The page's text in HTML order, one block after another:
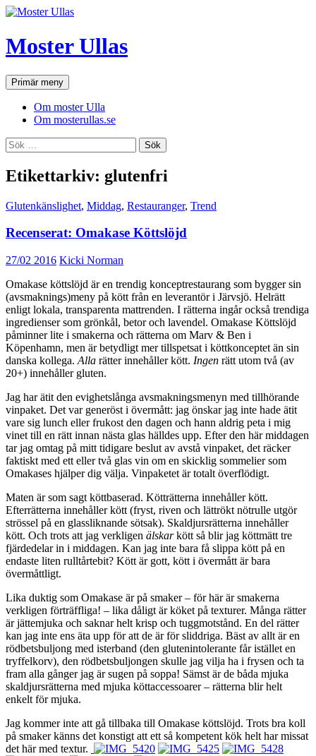
Hoppa
innehåll
Moster Ullas
SökPrimär meny
Om moster Ulla
Om mosterullas.se
Sök
efter:
Etikettarkiv: glutenfri
Glutenkänslighet, Middag, Restauranger, Trend
Recenserat: Omakase Köttslöjd
27/02 2016 Kicki Norman
Omakase köttslöjd är en trendig konceptrestaurang som bygger sin
(avsmaknings)meny på kött från en leverantör i Järvsjö. Helrätt
enligt lokala, transparenta mattrenden. I rätterna ingår också trendiga
ingredienser som grönkål, betor och lavendel. Omakase Köttslöjd
påminner lite i smakerna och rätterna om Marv & Ben i
Köpenhamn, men är betydligt mer tillspetsat i köttkonceptet än sin
danska kollega. Alla rätter innehåller kött. Ingen rätt utom två (av
20+) innehåller gluten.
Jag har ätit den evighetslånga avsmakningsmenyn med tillhörande
vinpaket. Det var generöst i övermått: jag önskar jag inte hade ätit
vare sig lunch eller frukost den dagen och hann aldrig peta i mig
vinet till en rätt innan nästa glas hälldes upp. Efter den här middagen
tar jag omtag på mitt tidigare beslut av avstå vinpaket, det räcker
faktiskt med ett eller två glas vin om en skicklig sommelier som
Omakases hjälper dig välja. Vinpaketet är totalt överflödigt.
Maten är som sagt köttbaserad. Kötträtterna innehåller kött.
Efterrätterna innehåller kött (fryst, riven och lättrökt nötrulle utgör
strössel på en glassliknande sötsak). Skaldjursrätterna innehåller
kött. Och trots att jag verkligen älskarkött så blir jag köttmätt tre
fjärdedelar in i middagen. Kan jag inte bara få slippa kött på en
endaste liten rulltårtebit? Kött är gott, kött i övermått är bara
övermåttligt.
Lika duktig som Omakase är på smaker – för här är smakerna
verkligen förträffliga! – lika dåligt är köket på texturer. Många rätter
är jättemjuka och saknar helt krisp och tuggmotstånd. En del rätter
kan jag inte ens äta upp för att de är för sliddriga. Bäst av allt är en
rödbetsbuljong med isterband (den glutenintolerante får istället en
tryffelkorv), den rödbetsbuljongen skulle jag vilja ha i frysen och ta
fram alla gånger jag är sugen på soppa! Sämst är de båda mjuka
skaldjursrätterna med mjuka köttaccessoarer – rätterna blir helt
enkelt för mjuka.
Jag kommer inte att gå tillbaka till Omakase köttslöjd. Trots bra koll
på smaker känns det konstigt att ett så kompetent kök helt har missat
det här med textur.